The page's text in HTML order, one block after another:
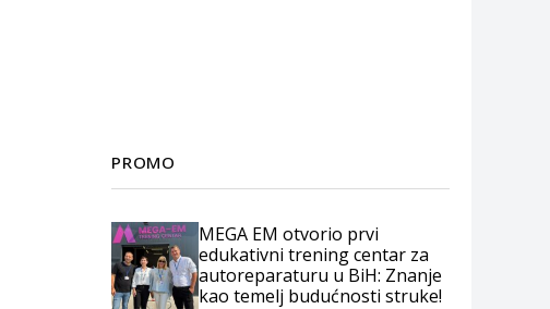
PROMO
MEGA EM otvorio prvi
edukativni trening centar za
autoreparaturu u BiH: Znanje
kao temelj budućnosti struke!